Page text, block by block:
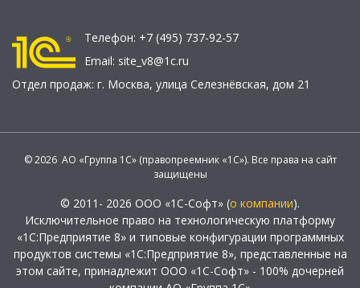
Телефон: +7 (495) 737-92-57
Email: site_v8@1c.ru
Отдел продаж: г. Москва, улица Селезнёвская, дом 21
© 2026 АО «Группа 1С» (правопреемник «1С»). Все права на сайт
защищены
© 2011- 2026 ООО «1С-Софт» (о компании).
Исключительное право на технологическую платформу
«1С:Предприятие 8» и типовые конфигурации программных
продуктов системы «1С:Предприятие 8», представленные на
этом сайте, принадлежит ООО «1С-Софт» - 100% дочерней